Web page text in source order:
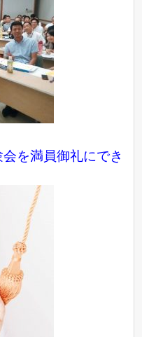
を満員御礼にでき